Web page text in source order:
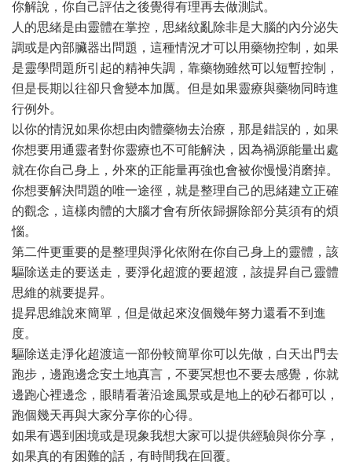
你解說，你自己評估之後覺得有理再去做測試。
人的思緒是由靈體在掌控，思緒紋亂除非是大腦的內分泌失
調或是內部臟器出問題，這種情況才可以用藥物控制，如果
是靈學問題所引起的精神失調，靠藥物雖然可以短暫控制，
但是長期以往卻只會變本加厲。但是如果靈療與藥物同時進
行例外。
以你的情況如果你想由肉體藥物去治療，那是錯誤的，如果
你想要用通靈者對你靈療也不可能解決，因為禍源能量出處
就在你自己身上，外來的正能量再強也會被你慢慢消磨掉。
你想要解決問題的唯一途徑，就是整理自己的思緒建立正確
的觀念，這樣肉體的大腦才會有所依歸摒除部分莫須有的煩
惱。
第二件更重要的是整理與淨化依附在你自己身上的靈體，該
驅除送走的要送走，要淨化超渡的要超渡，該提昇自己靈體
思維的就要提昇。
提昇思維說來簡單，但是做起來沒個幾年努力還看不到進
度。
驅除送走淨化超渡這一部份較簡單你可以先做，白天出門去
跑步，邊跑邊念安土地真言，不要冥想也不要去感覺，你就
邊跑心裡邊念，眼睛看著沿途風景或是地上的砂石都可以，
跑個幾天再與大家分享你的心得。
如果有遇到困境或是現象我想大家可以提供經驗與你分享，
如果真的有困難的話，有時間我在回覆。